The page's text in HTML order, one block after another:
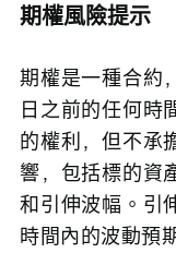
期權風險提示
期權是一種合約
日之前的任何時
的權利，但不承
響，包括標的資
和引伸波幅。引
時間內的波動預